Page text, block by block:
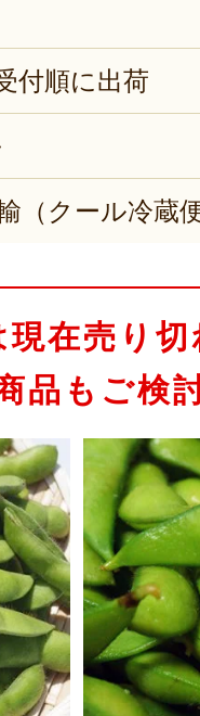
付順に出荷
（クール冷蔵
現在売り
品もご検